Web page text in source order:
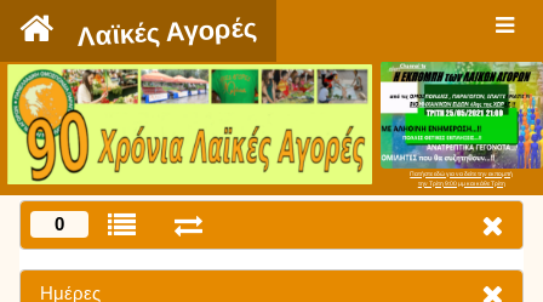
Λαϊκές Αγορές
Πατήστε εδώ για να δείτε την εκπομπή
την Τρίτη 9:00 μμ και κάθε Τρίτη
0
Ημέρες